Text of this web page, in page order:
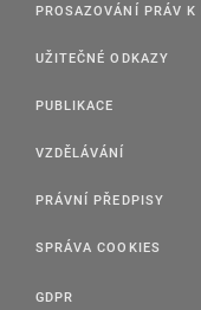
PROSAZOVÁNÍ PRÁV
UŽITEČNÉ ODKAZY
PUBLIKACE
VZDĚLÁVÁNÍ
PRÁVNÍ PŘEDPISY
SPRÁVA COOKIES
GDPR